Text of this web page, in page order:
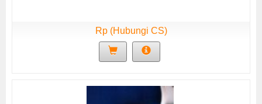
Rp (Hubungi CS)